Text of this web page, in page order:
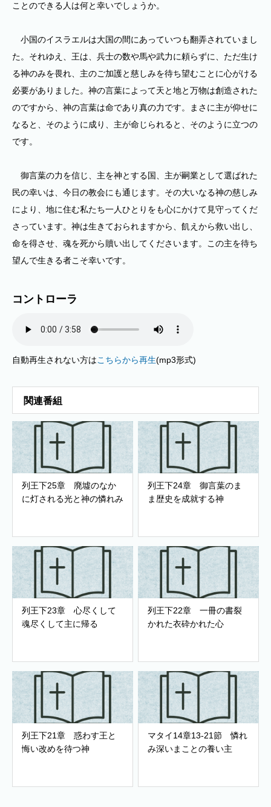
ことのできる人は何と幸いでしょうか。
小国のイスラエルは大国の間にあっていつも翻弄されていまし
た。それゆえ、王は、兵士の数や馬や武力に頼らずに、ただ生け
る神のみを畏れ、主のご加護と慈しみを待ち望むことに心がける
必要がありました。神の言葉によって天と地と万物は創造された
のですから、神の言葉は命であり真の力です。まさに主が仰せに
なると、そのように成り、主が命じられると、そのように立つの
です。
御言葉の力を信じ、主を神とする国、主が嗣業として選ばれた
民の幸いは、今日の教会にも通じます。その大いなる神の慈しみ
により、地に住む私たち一人ひとりをも心にかけて見守ってくだ
さっています。神は生きておられますから、飢えから救い出し、
命を得させ、魂を死から贖い出してくださいます。この主を待ち
望んで生きる者こそ幸いです。
コントローラ
自動再生されない方はこちらから再生(mp3形式)
関連番組
列王下25章 廃墟のなか
に灯される光と神の憐れみ
列王下24章 御言葉のま
ま歴史を成就する神
列王下23章 心尽くして
魂尽くして主に帰る
列王下22章 一冊の書裂
かれた衣砕かれた心
列王下21章 惑わす王と
悔い改めを待つ神
マタイ14章13-21節 憐れ
み深いまことの養い主